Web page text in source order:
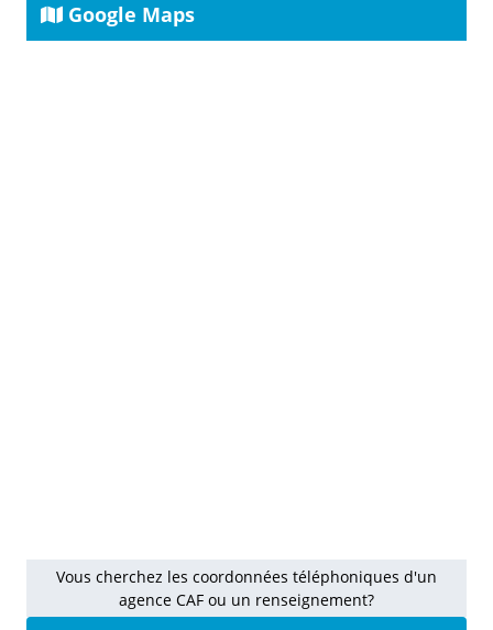
Google Maps
Vous cherchez les coordonnées téléphoniques d'un
agence CAF ou un renseignement?